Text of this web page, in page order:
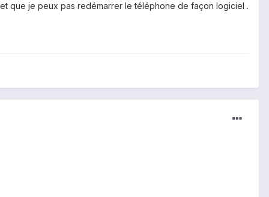
que je peux pas redémarrer le téléphone de façon logiciel .